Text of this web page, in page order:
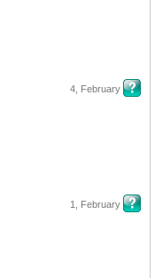
4, February
1, February